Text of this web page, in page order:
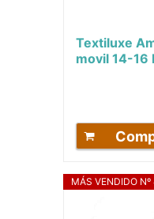
Textiluxe
movil 14-16
MÁS VENDIDO Nº